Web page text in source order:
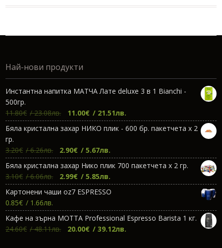
Най-нови продукти
Инстантна напитка МАТЧА Лате deluxe 3 в 1 Bianchi -
500гр.
11.80€ / 23.08лв.
Original
price
was:
11.00€ / 21.51лв.
цена
е:
Бяла кристална захар НИКО плик - 600 бр. пакетчета х 2
гр.
3.20€ / 6.26лв.
Original
price
was:
3.20€.
2.90€ / 5.67лв.
цена
е:
2.90€.
Бяла кристална захар Нико плик 700 пакетчета х 2 гр.
3.10€ / 6.06лв.
Original
price
was:
3.10€.
2.99€ / 5.85лв.
цена
е:
2.99€.
Картонени чаши oz7 ESPRESSO
0.85€ / 1.66лв.
Кафе на зърна МОТТА Professional Espresso Barista 1 кг.
24.60€ / 48.11лв.
Original
20.00€ / 39.12лв.